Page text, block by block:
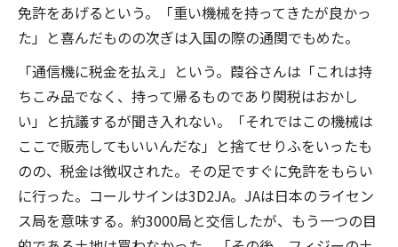
免許をあげるという。「重い機械を持ってきたが良かっ
た」と喜んだものの次ぎは入国の際の通関でもめた。
「通信機に税金を払え」という。葭谷さんは「これは持
ちこみ品でなく、持って帰るものであり関税はおかし
い」と抗議するが聞き入れない。「それではこの機械は
ここで販売してもいいんだな」と捨てせりふをいったも
のの、税金は徴収された。その足ですぐに免許をもらい
に行った。コールサインは3D2JA。JAは日本のライセン
ス局を意味する。約3000局と交信したが、もう一つの目